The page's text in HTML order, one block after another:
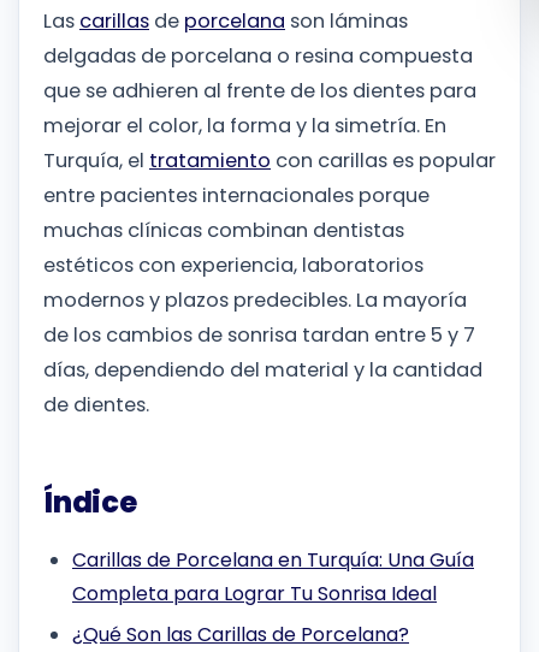
Las carillas de porcelana son láminas
delgadas de porcelana o resina compuesta
que se adhieren al frente de los dientes para
mejorar el color, la forma y la simetría. En
Turquía, el tratamiento con carillas es popular
entre pacientes internacionales porque
muchas clínicas combinan dentistas
estéticos con experiencia, laboratorios
modernos y plazos predecibles. La mayoría
de los cambios de sonrisa tardan entre 5 y 7
días, dependiendo del material y la cantidad
de dientes.
Índice
Carillas de Porcelana en Turquía: Una Guía
Completa para Lograr Tu Sonrisa Ideal
¿Qué Son las Carillas de Porcelana?